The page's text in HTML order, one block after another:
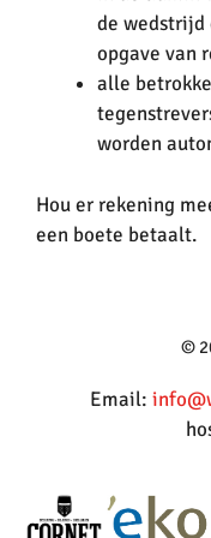
de
opgave van
alle
worden
Hou er rekening
een boete betaalt.
Email:
©